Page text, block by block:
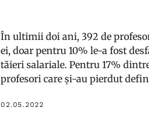
În ultimii doi ani, 392 de
ei, doar pentru 10% le-a fost
tăieri salariale. Pentru 17%
profesori care și-au pierdut
02.05.2022